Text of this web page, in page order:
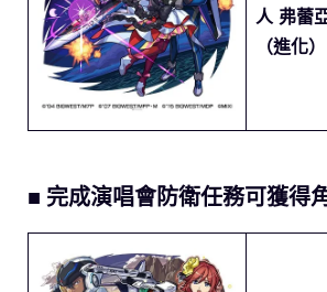
人 弗蕾
（進化）
■ 完成演唱會防衛任務可獲得